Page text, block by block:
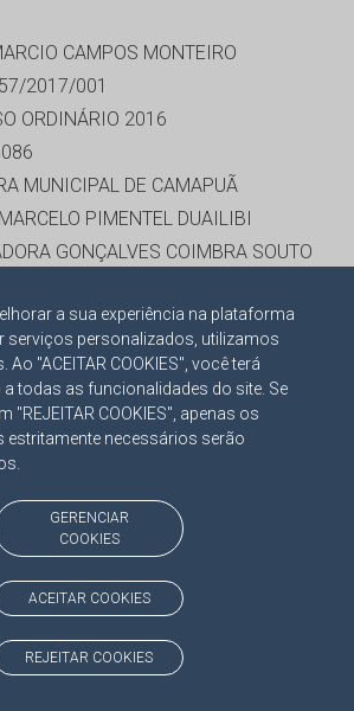
a sua experiência na plataforma
serviços personalizados, utilizamos
Ao "ACEITAR COOKIES", você terá
todas as funcionalidades do site. Se
"REJEITAR COOKIES", apenas os
estritamente necessários serão
GERENCIAR
COOKIES
ACEITAR COOKIES
REJEITAR COOKIES
CAMPOS MONTEIRO
2017/001
ORDINÁRIO 2016
MUNICIPAL DE CAMAPUÃ
MARCELO PIMENTEL DUAILIBI
GONÇALVES COIMBRA SOUTO
CAMPOS MONTEIRO
2018/001
ORDINÁRIO 2021
MATTIELLO
HÁ
CAMPOS MONTEIRO
2016/001